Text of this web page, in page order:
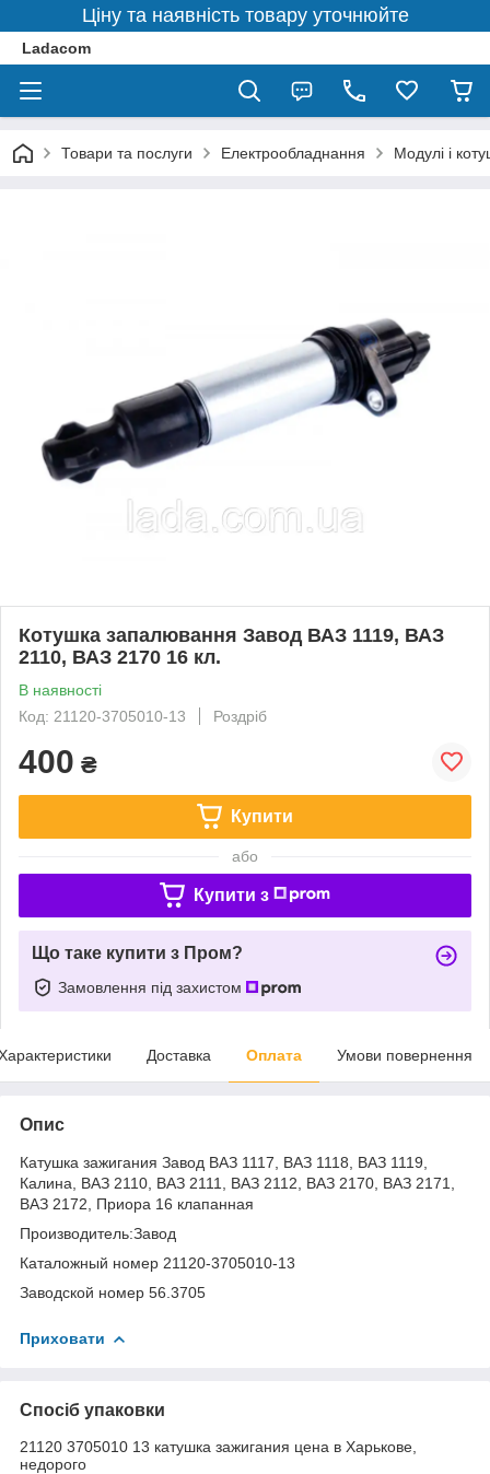
Ціну та наявність товару уточнюйте
Ladacom
Товари та послуги Електрообладнання Модулі і
Котушка запалювання Завод ВАЗ 1119, ВАЗ
2110, ВАЗ 2170 16 кл.
В наявності
Код: 21120-3705010-13
Роздріб
400 ₴
Купити
або
Купити з
Що таке купити з Пром?
Замовлення під захистом
Доставка Оплата Умови повернення
Опис
Катушка зажигания Завод ВАЗ 1117, ВАЗ 1118, ВАЗ 1119,
Калина, ВАЗ 2110, ВАЗ 2111, ВАЗ 2112, ВАЗ 2170, ВАЗ 2171,
ВАЗ 2172, Приора 16 клапанная
Производитель:Завод
Каталожный номер 21120-3705010-13
Заводской номер 56.3705
Приховати
Спосіб упаковки
21120 3705010 13 катушка зажигания цена в Харькове,
недорого